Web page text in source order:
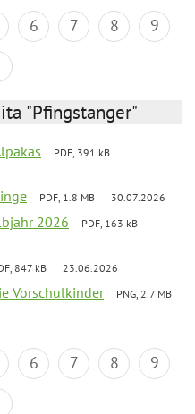
6 7 8
9
"Pfingstanger"
PDF, 391 kB
PDF, 1.8 MB 30.07.2026
2026
PDF, 163 kB
847 kB 23.06.2026
Vorschulkinder
PNG, 2.7 MB
6 7 8
9